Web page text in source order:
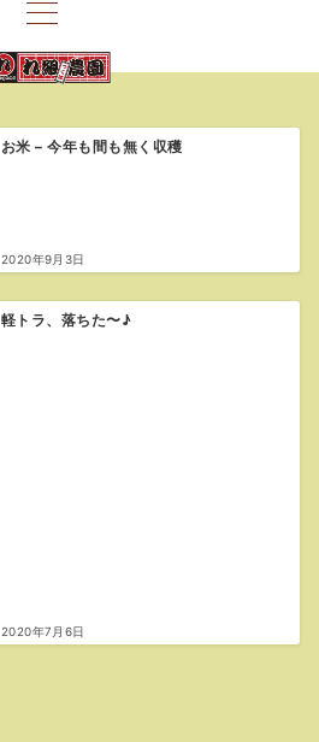
お米 – 今年も間も無く収穫
2020年9月3日
軽トラ、落ちた〜♪
2020年7月6日